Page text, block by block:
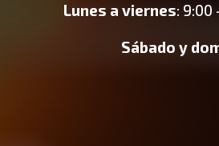
Lunes a viernes: 9:00
Sábado y